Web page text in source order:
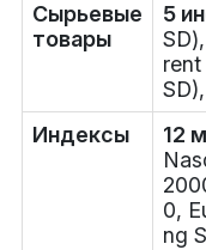
Сырьевые
товары
5
Индексы
12
0,
ng